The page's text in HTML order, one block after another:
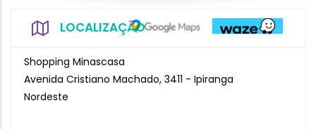
LOCALIZAÇÃO
Shopping Minascasa
Avenida Cristiano Machado, 3411 - Ipiranga
Nordeste